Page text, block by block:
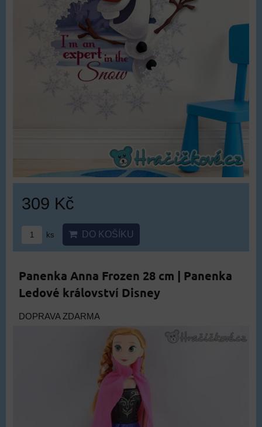
309 Kč
ks DO KOŠÍKU
Panenka Anna Frozen 28 cm | Panenka
Ledové království Disney
DOPRAVA ZDARMA